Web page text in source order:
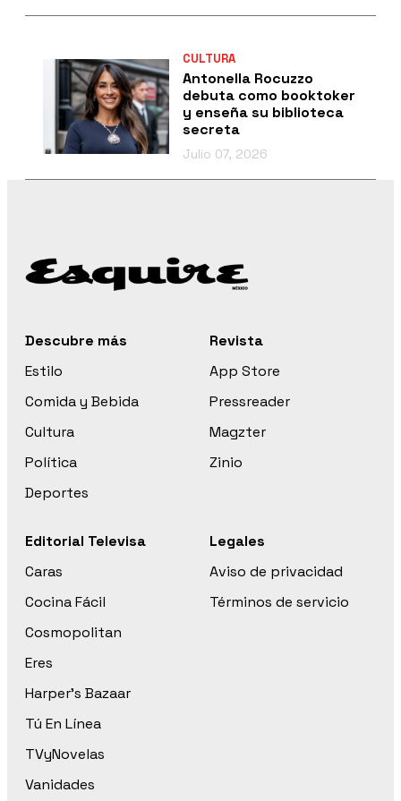
CULTURA
Antonella Rocuzzo
debuta como booktoker
y enseña su biblioteca
secreta
Julio 07, 2026
Descubre más
Estilo
Comida y Bebida
Cultura
Política
Deportes
Revista
App Store
Pressreader
Magzter
Zinio
Editorial Televisa
Caras
Cocina Fácil
Cosmopolitan
Eres
Harper’s Bazaar
Tú En Línea
TVyNovelas
Vanidades
Legales
Aviso de privacidad
Términos de servicio